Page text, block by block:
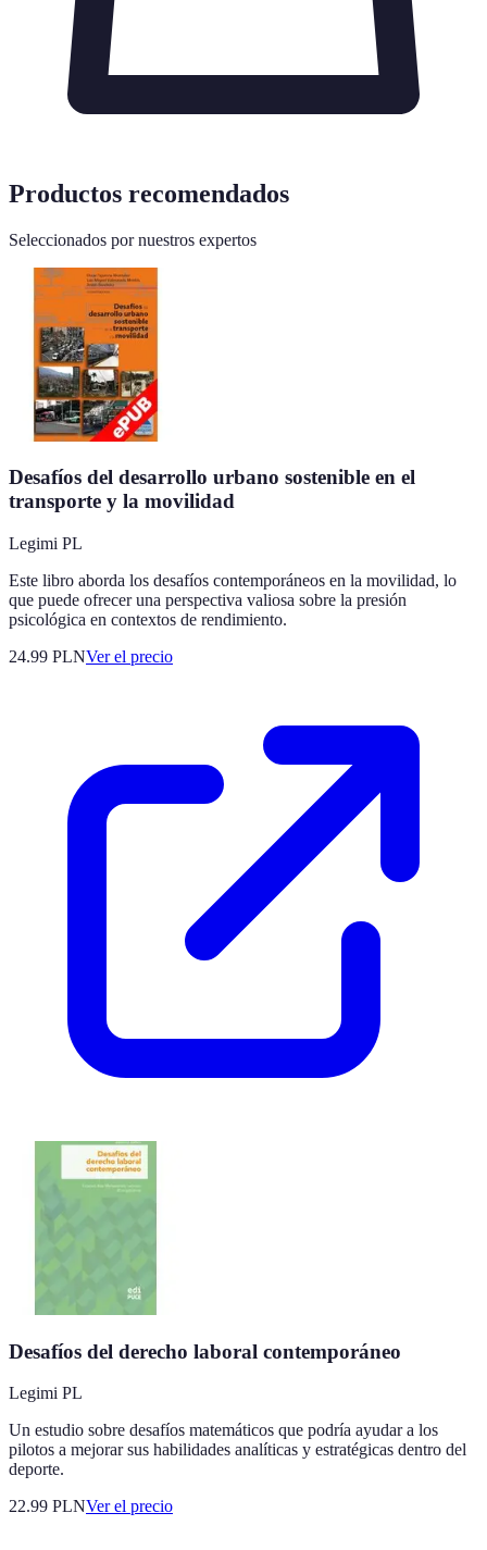
Productos recomendados
Seleccionados por nuestros expertos
Desafíos del desarrollo urbano sostenible en el
transporte y la movilidad
Legimi PL
Este libro aborda los desafíos contemporáneos en la movilidad, lo
que puede ofrecer una perspectiva valiosa sobre la presión
psicológica en contextos de rendimiento.
24.99 PLNVer el precio
Desafíos del derecho laboral contemporáneo
Legimi PL
Un estudio sobre desafíos matemáticos que podría ayudar a los
pilotos a mejorar sus habilidades analíticas y estratégicas dentro del
deporte.
22.99 PLNVer el precio